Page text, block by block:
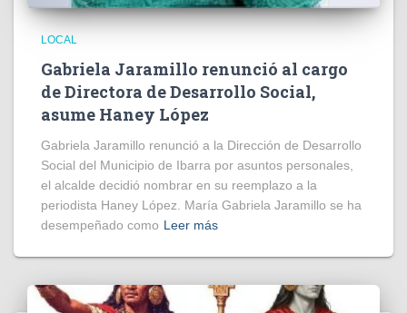
LOCAL
Gabriela Jaramillo renunció al cargo
de Directora de Desarrollo Social,
asume Haney López
Gabriela Jaramillo renunció a la Dirección de Desarrollo
Social del Municipio de Ibarra por asuntos personales,
el alcalde decidió nombrar en su reemplazo a la
periodista Haney López. María Gabriela Jaramillo se ha
desempeñado como Leer más